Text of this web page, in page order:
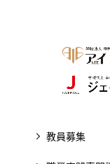
教員募集